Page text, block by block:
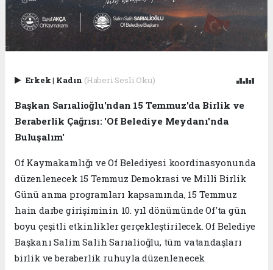
Erkek| Kadın (Haberi Sesli Oku)
Başkan Sarıalioğlu'ndan 15 Temmuz'da Birlik ve
Beraberlik Çağrısı: 'Of Belediye Meydanı'nda
Buluşalım'
Of Kaymakamlığı ve Of Belediyesi koordinasyonunda
düzenlenecek 15 Temmuz Demokrasi ve Millî Birlik
Günü anma programları kapsamında, 15 Temmuz
hain darbe girişiminin 10. yıl dönümünde Of'ta gün
boyu çeşitli etkinlikler gerçekleştirilecek. Of Belediye
Başkanı Salim Salih Sarıalioğlu, tüm vatandaşları
birlik ve beraberlik ruhuyla düzenlenecek